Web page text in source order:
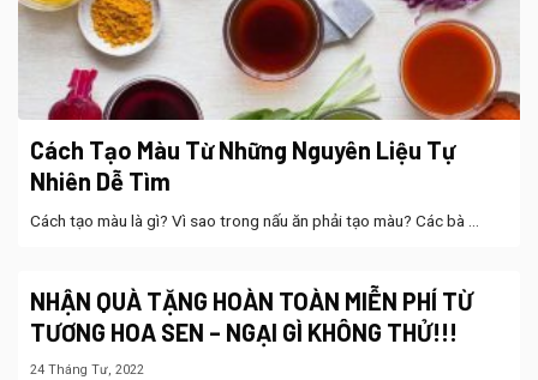
Cách Tạo Màu Từ Những Nguyên Liệu Tự
Nhiên Dễ Tìm
Cách tạo màu là gì? Vì sao trong nấu ăn phải tạo màu? Các bà ...
NHẬN QUÀ TẶNG HOÀN TOÀN MIỄN PHÍ TỪ
TƯƠNG HOA SEN – NGẠI GÌ KHÔNG THỬ!!!
24 Tháng Tư, 2022